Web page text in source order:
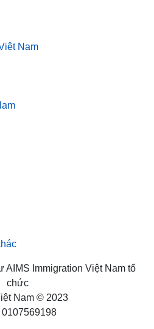
Nam
Immigration Việt Nam tổ
chức
Nam © 2023
0107569198